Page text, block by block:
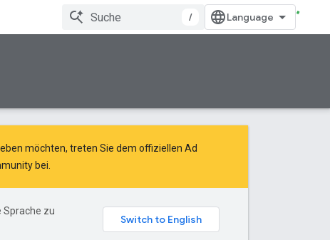
/
möchten, treten Sie dem offiziellen Ad
bei.
Sprache zu